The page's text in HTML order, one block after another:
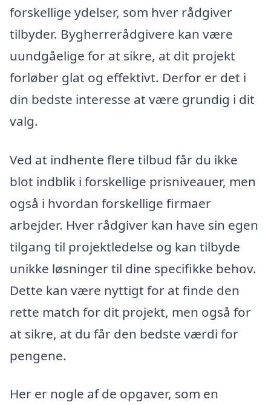
forskellige ydelser, som hver rådgiver
tilbyder. Bygherrerådgivere kan være
uundgåelige for at sikre, at dit projekt
forløber glat og effektivt. Derfor er det i
din bedste interesse at være grundig i dit
valg.
Ved at indhente flere tilbud får du ikke
blot indblik i forskellige prisniveauer, men
også i hvordan forskellige firmaer
arbejder. Hver rådgiver kan have sin egen
tilgang til projektledelse og kan tilbyde
unikke løsninger til dine specifikke behov.
Dette kan være nyttigt for at finde den
rette match for dit projekt, men også for
at sikre, at du får den bedste værdi for
pengene.
Her er nogle af de opgaver, som en